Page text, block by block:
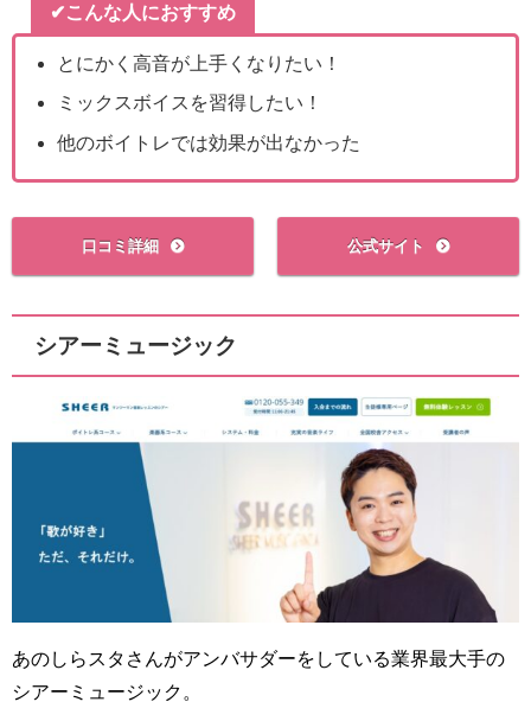
✔こんな人におすすめ
とにかく高音が上手くなりたい！
ミックスボイスを習得したい！
他のボイトレでは効果が出なかった
口コミ詳細 公式サイト
シアーミュージック
あのしらスタさんがアンバサダーをしている業界最大手の
シアーミュージック。